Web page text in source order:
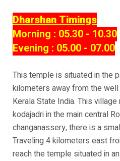
Dharshan Timings
Morning : 05.30 - 10.30
Evening : 05.00 - 07.00
This temple is situated in the
kilometers away from the
Kerala State India. This
kodajadri in the main central
changanassery, there is a
Traveling 4 kilometers east
reach the temple situated in